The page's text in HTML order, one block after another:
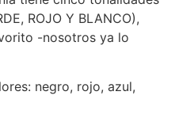
ROJO Y BLANCO),
-nosotros ya lo